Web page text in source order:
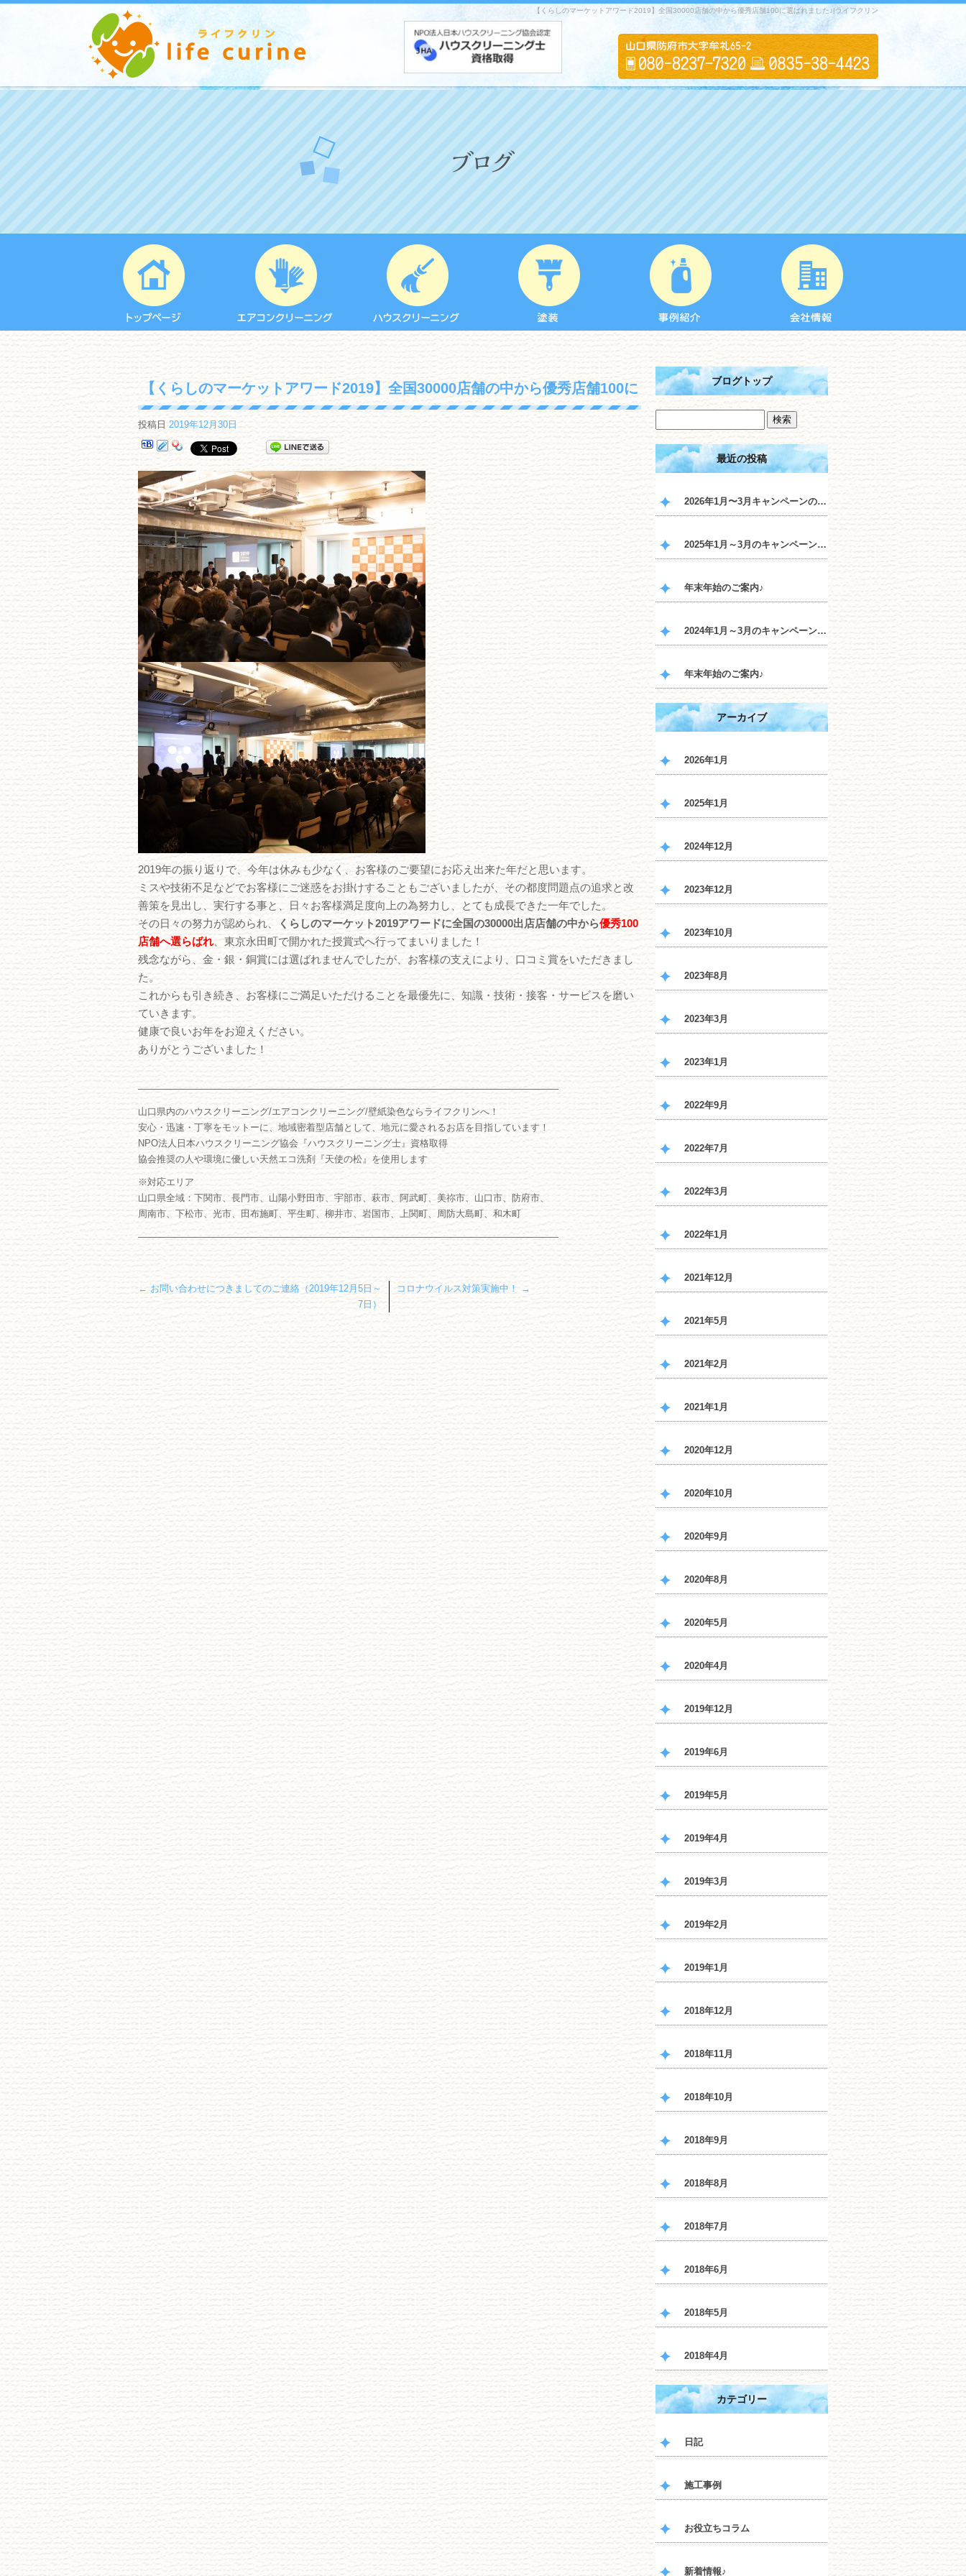
【くらしのマーケットアワード2019】全国30000店舗の中から優秀店舗100に選ばれました♪|ライフクリン
【くらしのマーケットアワード2019】全国30000店舗の中から優秀店舗100に
投稿日 2019年12月30日
2019年の振り返りで、今年は休みも少なく、お客様のご要望にお応え出来た年だと思います。
ミスや技術不足などでお客様にご迷惑をお掛けすることもございましたが、その都度問題点の追求と改
善策を見出し、実行する事と、日々お客様満足度向上の為努力し、とても成長できた一年でした。
その日々の努力が認められ、
くらしのマーケット2019アワードに全国の30000出店店舗の中から優秀100
店舗へ選らばれ、東京永田町で開かれた授賞式へ行ってまいりました！
残念ながら、金・銀・銅賞には選ばれませんでしたが、お客様の支えにより、口コミ賞をいただきまし
た。
これからも引き続き、お客様にご満足いただけることを最優先に、知識・技術・接客・サービスを磨い
ていきます。
健康で良いお年をお迎えください。
ありがとうございました！
―――――――――――――――――――――――――――――――――――――――――――――
山口県内のハウスクリーニング/エアコンクリーニング/壁紙染色ならライフクリンへ！
安心・迅速・丁寧をモットーに、地域密着型店舗として、地元に愛されるお店を目指しています！
NPO法人日本ハウスクリーニング協会『ハウスクリーニング士』資格取得
協会推奨の人や環境に優しい天然エコ洗剤『天使の松』を使用します
※対応エリア
山口県全域：下関市、長門市、山陽小野田市、宇部市、萩市、阿武町、美祢市、山口市、防府市、
周南市、下松市、光市、田布施町、平生町、柳井市、岩国市、上関町、周防大島町、和木町
―――――――――――――――――――――――――――――――――――――――――――――
← お問い合わせにつきましてのご連絡（2019年12月5日～
7日）
コロナウイルス対策実施中！ →
ブログトップ
最近の投稿
2026年1月〜3月キャンペーンのご案内♪
2025年1月～3月のキャンペーンのご案内♪
年末年始のご案内♪
2024年1月～3月のキャンペーンのご案内♪
年末年始のご案内♪
アーカイブ
2026年1月
2025年1月
2024年12月
2023年12月
2023年10月
2023年8月
2023年3月
2023年1月
2022年9月
2022年7月
2022年3月
2022年1月
2021年12月
2021年5月
2021年2月
2021年1月
2020年12月
2020年10月
2020年9月
2020年8月
2020年5月
2020年4月
2019年12月
2019年6月
2019年5月
2019年4月
2019年3月
2019年2月
2019年1月
2018年12月
2018年11月
2018年10月
2018年9月
2018年8月
2018年7月
2018年6月
2018年5月
2018年4月
カテゴリー
日記
施工事例
お役立ちコラム
新着情報♪